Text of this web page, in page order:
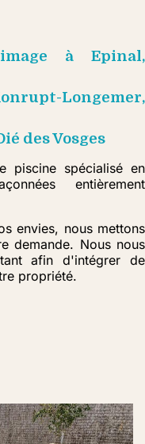
à Epinal,
Longemer,
des Vosges
piscine spécialisé en
entièrement
envies, nous mettons
demande. Nous nous
afin d'intégrer de
propriété.